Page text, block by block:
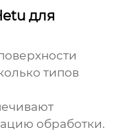
для
типов
обработки.